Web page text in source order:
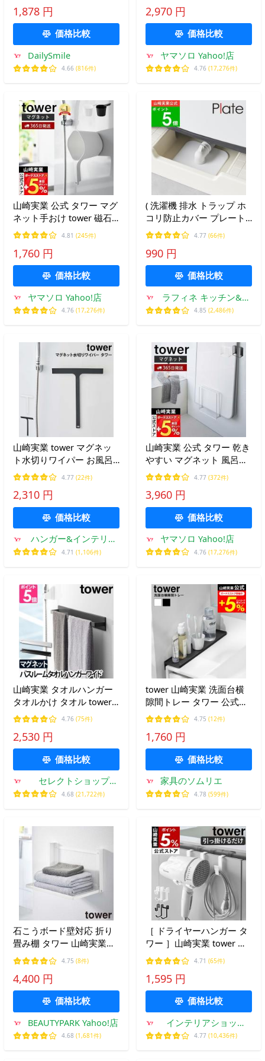
取り外し簡単 清潔キープ
ユニットバス対応 髪の毛
キャッチ
1,878 円
価格比較
DailySmile
4.66 (816件)
収納 持ち運び 一時置き
1383 1384
2,970 円
価格比較
ヤマソロ Yahoo!店
4.76 (17,276件)
山崎実業 公式 タワー マグ
ネット手おけ tower 磁石
手桶 洗面器 風呂桶 湯桶
ハンドペール バスボウル
1.5L 引っ掛け収納 3607
3608
4.81 (245件)
1,760 円
価格比較
ヤマソロ Yahoo!店
4.76 (17,276件)
( 洗濯機 排水 トラップ ホ
コリ防止カバー プレート )
plate 公式 オンライン 通
販 目隠し 水回り 洗濯機周
り 排水管 排水口 シンク下
排水トラップカバー
4.77 (66件)
990 円
価格比較
ラフィネ キッチン&生
活雑貨
4.85 (2,486件)
山崎実業 tower マグネッ
ト水切りワイパー お風呂
浴室 掃除 磁石 ホワイト
4.77 (22件)
2,310 円
価格比較
ハンガー&インテリア
TAMATOSHI
4.71 (1,106件)
山崎実業 公式 タワー 乾き
やすい マグネット 風呂蓋
スタンド tower おしゃれ
磁石 フタ ふろ スタンド
シャッター式 お風呂 5085
5086
4.77 (372件)
3,960 円
価格比較
ヤマソロ Yahoo!店
4.76 (17,276件)
山崎実業 タオルハンガー
タオルかけ タオル tower
タワー マグネットバスル
ームタオルハンガー ワイ
ド 4596 4597
4903208045964
4903208045971
4.76 (75件)
2,530 円
価格比較
セレクトショップ
AQUA・アクア
4.68 (21,722件)
tower 山崎実業 洗面台横
隙間トレー タワー 公式
10135 10136 ホワイト ブ
ラック 送料無料 / 洗面台
収納 洗面所 隙間 トレー
ラック
4.75 (12件)
1,760 円
価格比較
家具のソムリエ
4.78 (599件)
石こうボード壁対応 折り
畳み棚 タワー 山崎実業
tower ホワイト ブラック
8142 8143
4.75 (8件)
4,400 円
価格比較
BEAUTYPARK Yahoo!店
4.68 (1,681件)
［ ドライヤーハンガー タ
ワー ］山崎実業 tower ホ
ルダー 収納 洗面 スタンド
ドライヤー 入れ 置き フッ
ク yamazaki 公式 ホワイ
ト ブラック 5385 5386
4.71 (65件)
1,595 円
価格比較
インテリアショップ
roomy
4.77 (10,436件)